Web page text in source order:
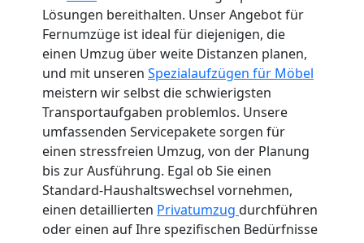
Lösungen bereithalten. Unser Angebot für
Fernumzüge ist ideal für diejenigen, die
einen Umzug über weite Distanzen planen,
und mit unseren Spezialaufzügen für Möbel
meistern wir selbst die schwierigsten
Transportaufgaben problemlos. Unsere
umfassenden Servicepakete sorgen für
einen stressfreien Umzug, von der Planung
bis zur Ausführung. Egal ob Sie einen
Standard-Haushaltswechsel vornehmen,
einen detaillierten Privatumzug durchführen
oder einen auf Ihre spezifischen Bedürfnisse